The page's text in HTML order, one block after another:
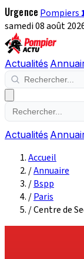
Urgence Pompiers
samedi 08 août
Actualités
Actualités
Accueil
/Annuaire
/Bspp
/Paris
/Centre de